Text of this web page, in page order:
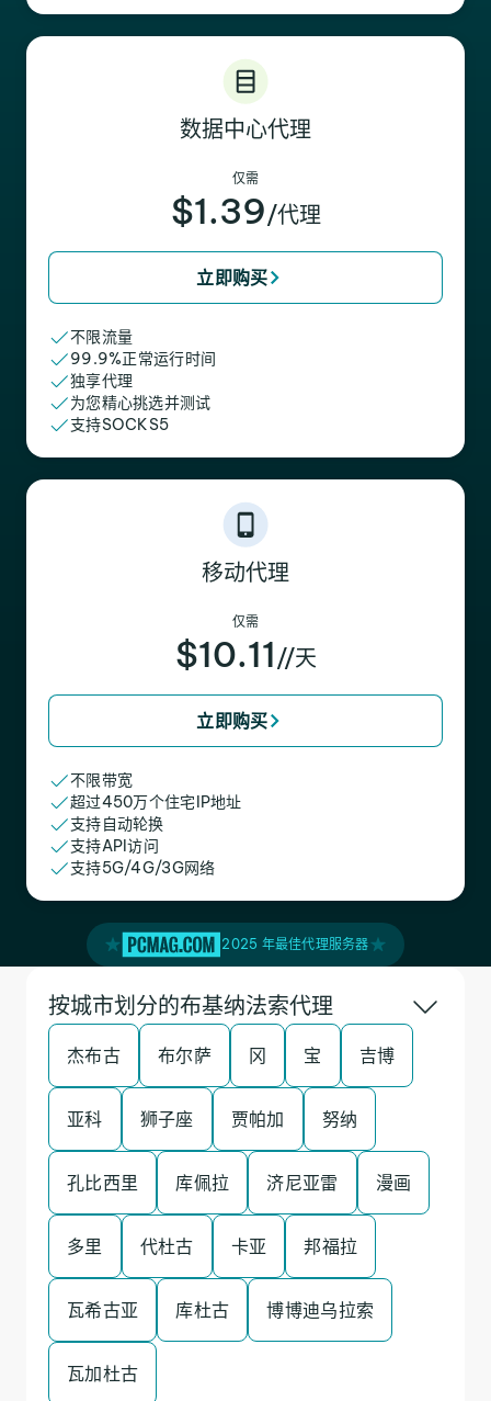
数据中心代理
仅需
$1.39/代理
立即购买
不限流量
99.9%正常运行时间
独享代理
为您精心挑选并测试
支持SOCKS5
移动代理
仅需
$10.11 //天
立即购买
不限带宽
超过450万个住宅IP地址
支持自动轮换
支持API访问
支持5G/4G/3G网络
2025 年最佳代理服务器
按城市划分的布基纳法索代理
杰布古 布尔萨 冈 宝 吉博
亚科 狮子座 贾帕加 努纳
孔比西里 库佩拉 济尼亚雷 漫画
多里 代杜古 卡亚 邦福拉
瓦希古亚 库杜古 博博迪乌拉索
瓦加杜古